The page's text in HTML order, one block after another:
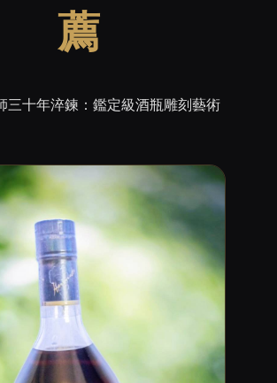
薦
三十年淬鍊：鑑定級酒瓶雕刻藝術